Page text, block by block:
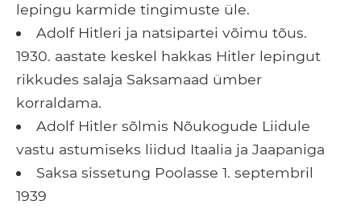
lepingu karmide tingimuste üle.
Adolf Hitleri ja natsipartei võimu tõus.
1930. aastate keskel hakkas Hitler lepingut
rikkudes salaja Saksamaad ümber
korraldama.
Adolf Hitler sõlmis Nõukogude Liidule
vastu astumiseks liidud Itaalia ja Jaapaniga
Saksa sissetung Poolasse 1. septembril
1939